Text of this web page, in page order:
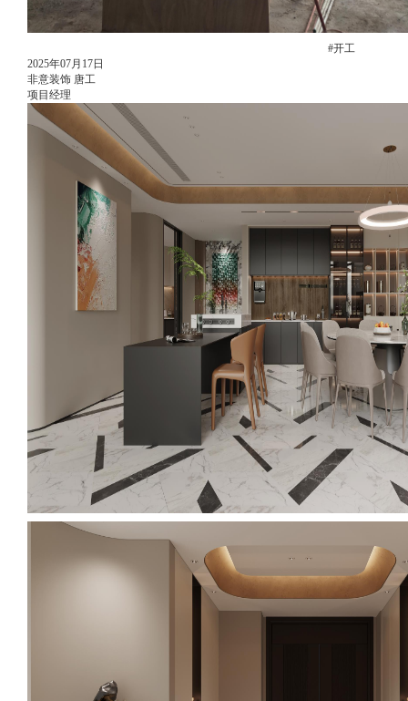
#开工
2025年07月17日
非意装饰 唐工
项目经理